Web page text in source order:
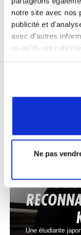
notre site avec nos
publicité et
avec d'autres
ou qu'ils ont
Ne pas
3
Réflexions de
Une étudiante